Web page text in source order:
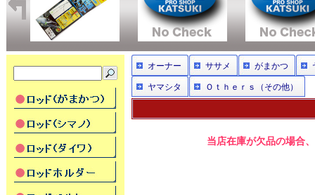
オーナー ササメ がまかつ
ヤマシタ Ｏｔｈｅｒｓ（その他）
当店在庫が欠品の場合